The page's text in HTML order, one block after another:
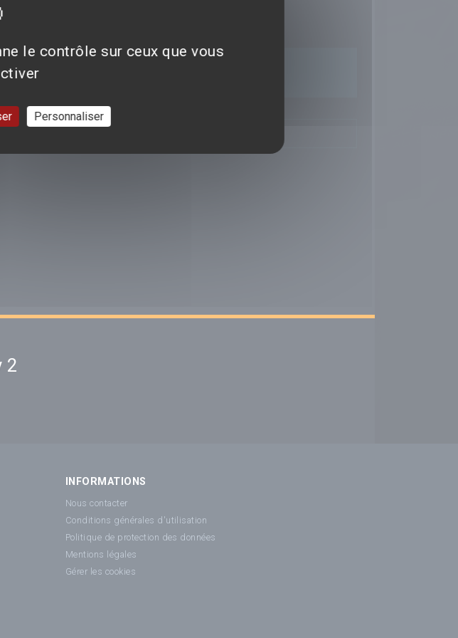
MYSTERY 2
disponible.
2
INFORMATIONS
Nous contacter
Conditions générales d'utilisation
Politique de protection des données
Mentions légales
Gérer les cookies
le contrôle sur ceux que vous
Personnaliser